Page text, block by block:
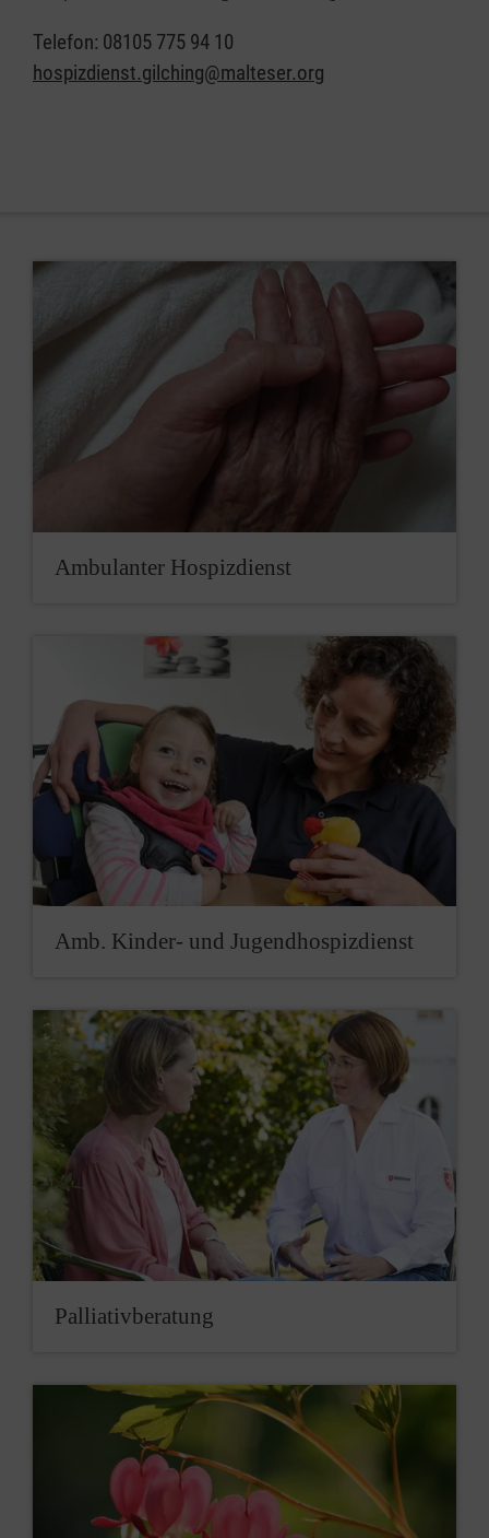
Telefon: 08105 775 94 10
hospizdienst.gilching@malteser.org
Ambulanter Hospizdienst
Amb. Kinder- und Jugendhospizdienst
Palliativberatung